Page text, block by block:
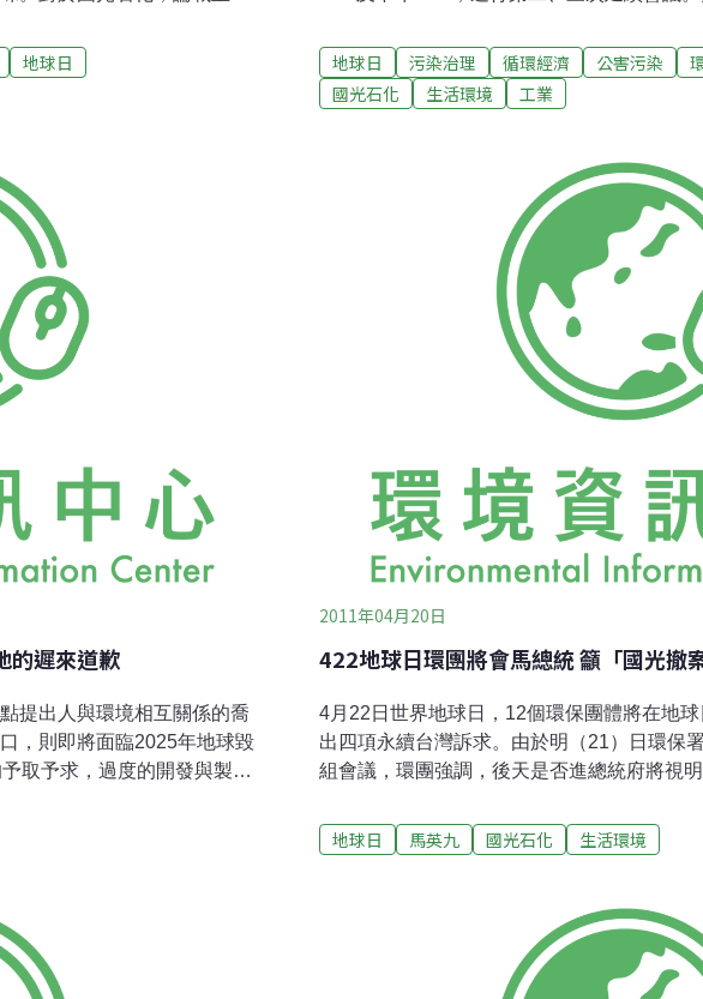
灣整體能源政策的規劃，甚
門，敲開忽視太久的工業開
化廠興建論斷來做終結，未
能收攏憤怒的民心，憤怒之
環評過程。環保署與工業局
曲的數據，早已成為政府體
。這些官員，沒有為政府加
地球日
保署官員、以及環評委員們，將在地球生日
物，也將一併揭曉。全國青年反國光石化聯
次送入專案小組審查，為什麼環保署到現在
掉？」由於審查會議橫跨兩日，遠從彰化北
家，可能無力再北上監督環評過程，環保團
邀請台北人在地球日這一天站出來，上午
光石化案的審查結果。台灣環境資訊協會環
地球日 污染治理 循環經濟 公害污染
國光石化
生活環境 工業
的遲來道歉
提出人與環境相互關係的喬
，則即將面臨2025年地球毀
取予求，過度的開發與製
今全球面臨氣候變遷、地
生在世界各地的地震、海嘯
，地法天，天法道，道法自
互關係，並用神學的觀點來
欲解除地球上的危機，唯有
2011年04月20日
422地球日環團將會馬總統 籲「國光撤
4月22日世界地球日，12個環保團體將在地
出四項永續台灣訴求。由於明（21）日環保
組會議，環團強調，後天是否進總統府將視
行召開記者會，公佈今年對總統的訴求： 1.
確表達立場，勿推給環評委員。 2. 氣候變遷
基礎工程。 4. 政府應明確撤案國光石化，並
氣候變遷應升國安層級去年環保團體會見馬
源稅降所得稅、開氣候變遷國是會議等訴求
地球日 馬英九 國光石化 生活環境